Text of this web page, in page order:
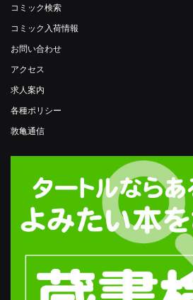
コミック検索
コミック入荷情報
お問い合わせ
アクセス
求人案内
各種ポリシー
敦亀通信